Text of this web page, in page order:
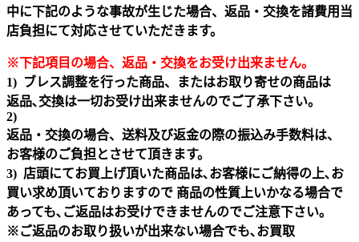
中に下記のような事故が生じた場合、返品・交換を諸費用当
店負担にて対応させていただきます。
※下記項目の場合、返品・交換をお受け出来ません｡
1) ブレス調整を行った商品、またはお取り寄せの商品は
返品､交換は一切お受け出来ませんのでご了承下さい。
2)
返品・交換の場合、送料及び返金の際の振込み手数料は、
お客様のご負担とさせて頂きます。
3) 店頭にてお買上げ頂いた商品は､お客様にご納得の上､お
買い求め頂いておりますので 商品の性質上いかなる場合で
あっても､ご返品はお受けできませんのでご注意下さい｡
※ご返品のお取り扱いが出来ない場合でも､お買取